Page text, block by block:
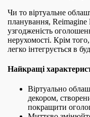
Чи то віртуальне
планування, Reimagine
узгодженість
нерухомості. Крім
легко інтегрується в
Найкращі
Віртуально
декором,
покращити